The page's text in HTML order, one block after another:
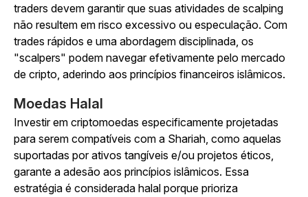
traders devem garantir que suas atividades de scalping
não resultem em risco excessivo ou especulação. Com
trades rápidos e uma abordagem disciplinada, os
"scalpers" podem navegar efetivamente pelo mercado
de cripto, aderindo aos princípios financeiros islâmicos.
Moedas Halal
Investir em criptomoedas especificamente projetadas
para serem compatíveis com a Shariah, como aquelas
suportadas por ativos tangíveis e/ou projetos éticos,
garante a adesão aos princípios islâmicos. Essa
estratégia é considerada halal porque prioriza